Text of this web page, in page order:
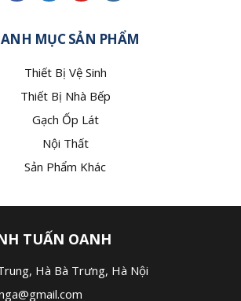
MỤC SẢN PHẨM
Thiết Bị Vệ Sinh
Thiết Bị Nhà Bếp
Gạch Ốp Lát
Nội Thất
Sản Phẩm Khác
TUẤN OANH
Hà Bà Trưng, Hà Nội